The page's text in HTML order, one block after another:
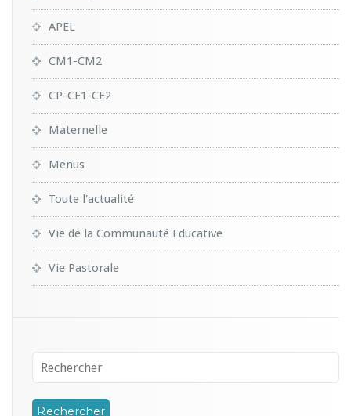
APEL
CM1-CM2
CP-CE1-CE2
Maternelle
Menus
Toute l'actualité
Vie de la Communauté Educative
Vie Pastorale